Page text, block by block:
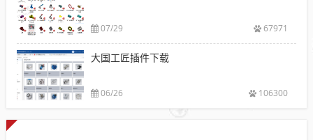
07/29 67971
大国工匠插件下载
06/26 106300